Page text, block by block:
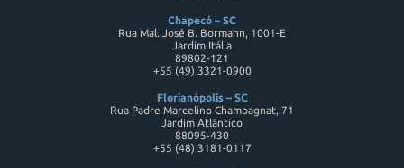
Chapecó – SC
Rua Mal. José B. Bormann, 1001-E
Jardim Itália
89802-121
+55 (49) 3321-0900
Florianópolis – SC
Rua Padre Marcelino Champagnat, 71
Jardim Atlântico
88095-430
+55 (48) 3181-0117